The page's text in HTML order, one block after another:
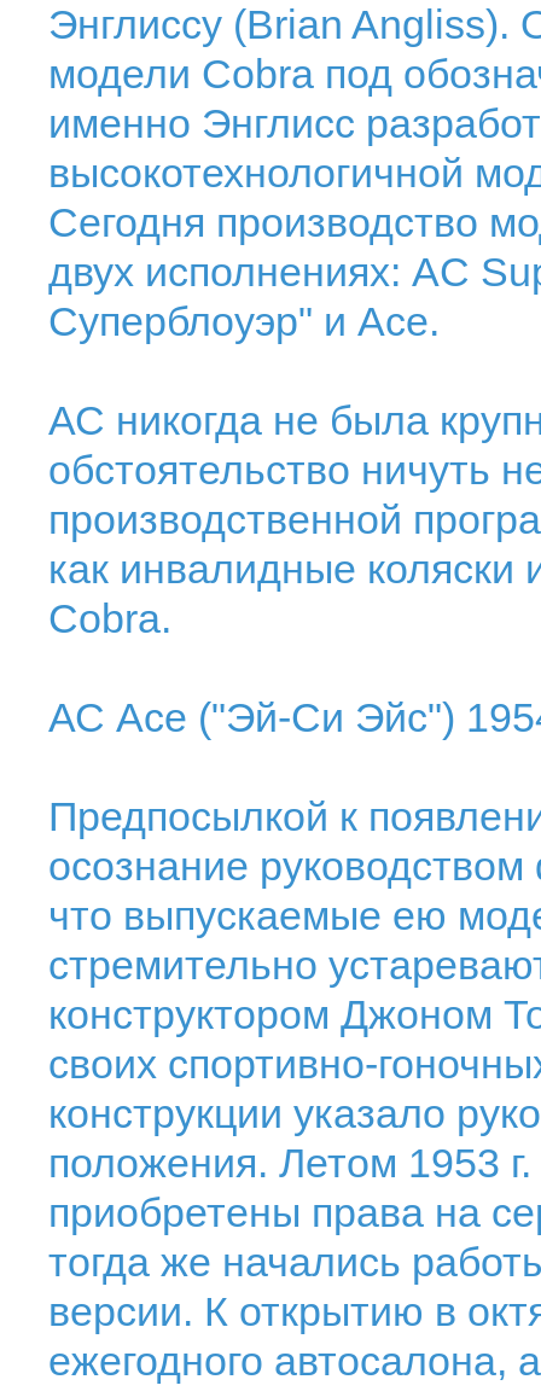
Энглиссу (Brian Angliss).
модели Cobra под
именно Энглисс
высокотехнологичной
Сегодня производство
двух исполнениях: AC
Суперблоуэр" и Асе.
АС никогда не была
обстоятельство ничуть
производственной
как инвалидные
Cobra.
АС Асе ("Эй-Си Эйс")
Предпосылкой к
осознание
что выпускаемые ею
стремительно
конструктором Джоном
своих спортивно-
конструкции указало
положения. Летом 1953
приобретены права на
тогда же начались
версии. К открытию в
ежегодного автосалона,